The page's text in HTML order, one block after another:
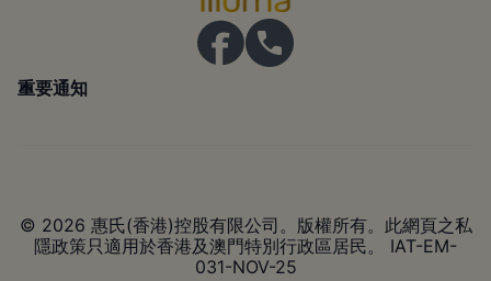
重要通知
© 2026 惠氏(香港)控股有限公司。版權所有。此網頁之私
隱政策只適用於香港及澳門特別行政區居民。 IAT-EM-
031-NOV-25